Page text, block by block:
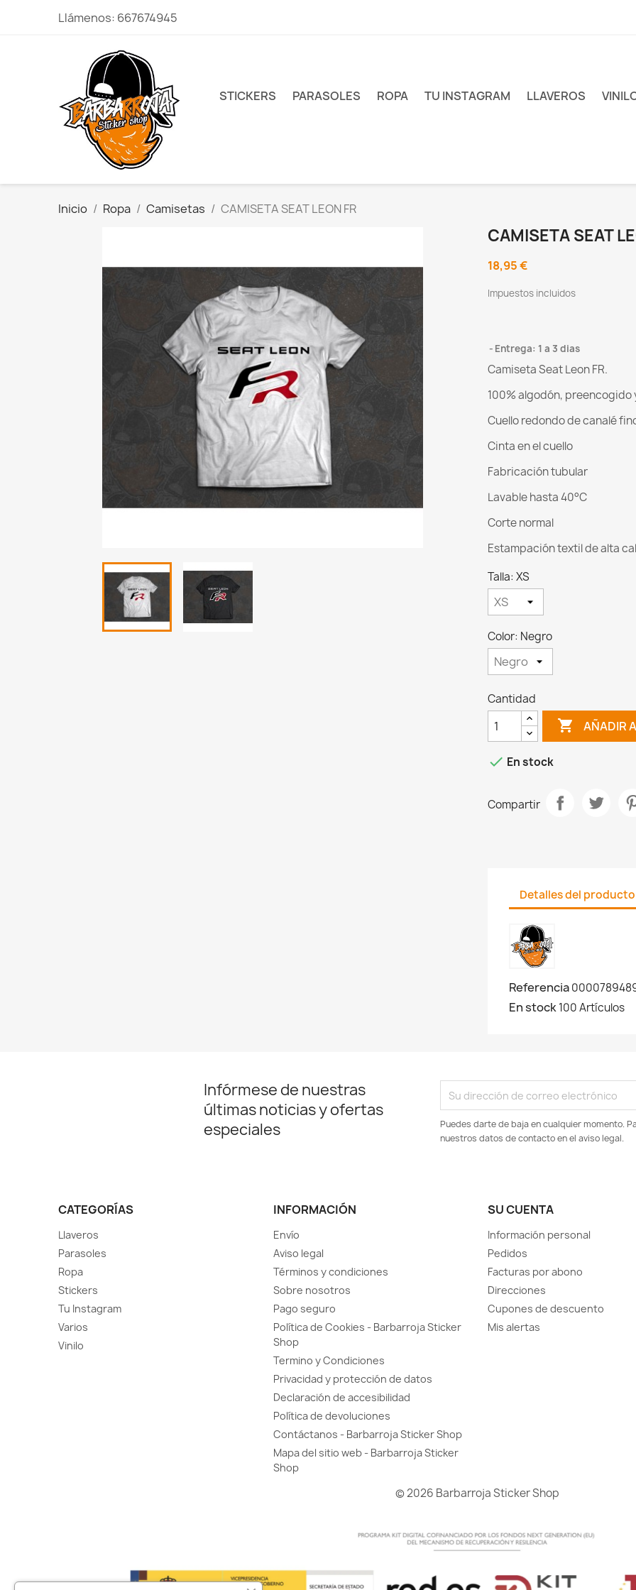
Llámenos: 667674945
STICKERS PARASOLES ROPA TU INSTAGRAM LLAVEROS
Inicio Ropa Camisetas CAMISETA SEAT LEON FR
CAMISETA SEAT
18,95 €
Impuestos incluidos
Entrega: 1 a 3 dias
Camiseta Seat Leon FR.
100% algodón,
Cuello redondo de canalé
Cinta en el cuello
Fabricación tubular
Lavable hasta 40°C
Corte normal
Estampación textil de alta
Talla: XS
Color: Negro
Cantidad
 AÑADIR
 En stock
Compartir
Detalles del producto
Referencia
En stock100 Artículos
Infórmese de nuestras
últimas noticias y ofertas
especiales
Puedes darte de baja en cualquier momento.
nuestros datos de contacto en el aviso legal.
CATEGORÍAS
Llaveros
Parasoles
Ropa
Stickers
Tu Instagram
Varios
Vinilo
INFORMACIÓN
Envío
Aviso legal
Términos y condiciones
Sobre nosotros
Pago seguro
Política de Cookies - Barbarroja Sticker
Shop
Termino y Condiciones
Privacidad y protección de datos
Declaración de accesibilidad
Política de devoluciones
Contáctanos - Barbarroja Sticker Shop
Mapa del sitio web - Barbarroja Sticker
Shop
SU CUENTA
Información personal
Pedidos
Facturas por abono
Direcciones
Cupones de descuento
Mis alertas
© 2026 Barbarroja Sticker Shop